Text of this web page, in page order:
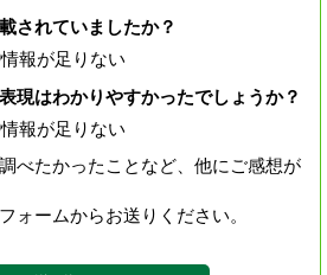
されていましたか？
情報が足りない
現はわかりやすかったでしょうか？
情報が足りない
べたかったことなど、他にご感想が
ォームからお送りください。